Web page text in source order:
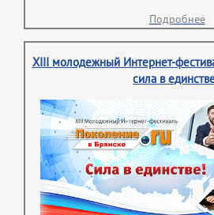
Подробнее
XIII молодежный Интернет-
сила в